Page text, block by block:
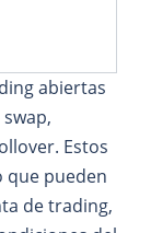
abiertas
Estos
que pueden
de trading,